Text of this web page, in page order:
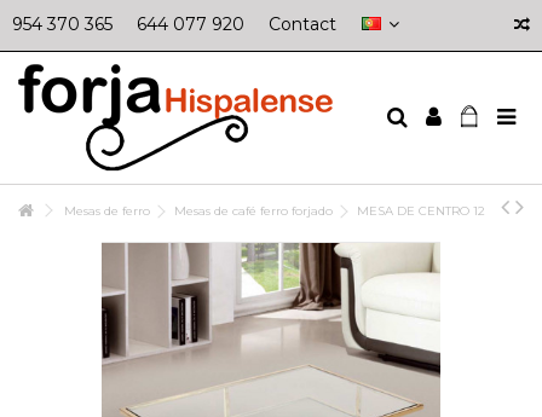
954 370 365 644 077 920 Contact
Mesas de ferro Mesas de café ferro forjado MESA DE CENTRO 12